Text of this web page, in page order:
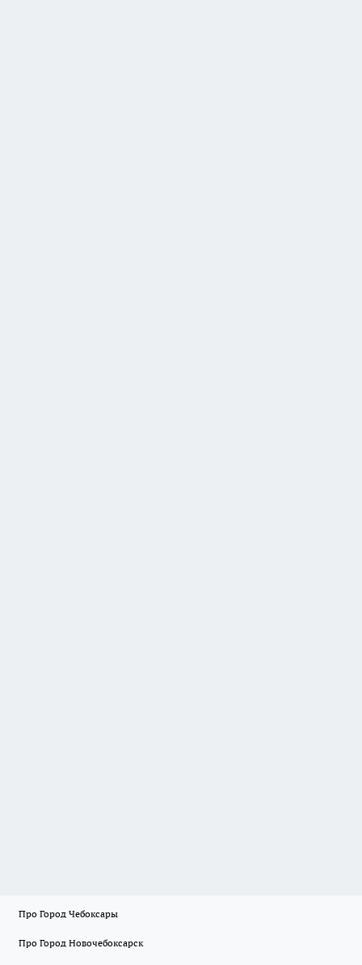
Про Город Чебоксары
Про Город Новочебоксарск